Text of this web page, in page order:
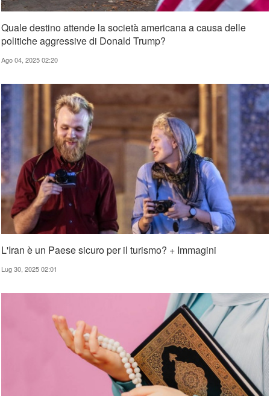
Quale destino attende la società americana a causa delle
politiche aggressive di Donald Trump?
Ago 04, 2025 02:20
L'Iran è un Paese sicuro per il turismo? + Immagini
Lug 30, 2025 02:01